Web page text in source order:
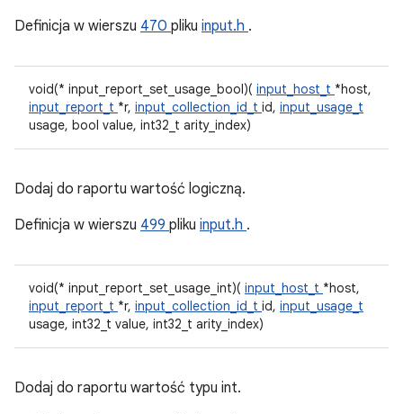
Definicja w wierszu 470 pliku input.h .
void(* input_report_set_usage_bool)( input_host_t *host,
input_report_t *r, input_collection_id_t id, input_usage_t
usage, bool value, int32_t arity_index)
Dodaj do raportu wartość logiczną.
Definicja w wierszu 499 pliku input.h .
void(* input_report_set_usage_int)( input_host_t *host,
input_report_t *r, input_collection_id_t id, input_usage_t
usage, int32_t value, int32_t arity_index)
Dodaj do raportu wartość typu int.